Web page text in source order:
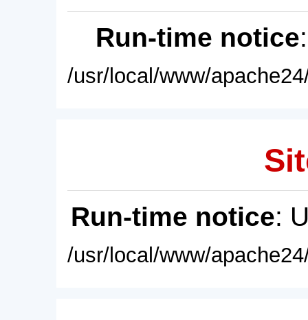
Run-time notice
/usr/local/www/
Run-time notice:
/usr/local/www/